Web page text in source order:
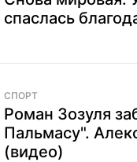
спаслась
СПОРТ
Роман Зозуля
Пальмасу".
(видео)